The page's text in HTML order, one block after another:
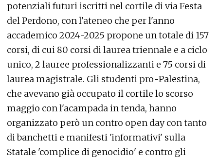
potenziali futuri iscritti nel cortile di via Festa
del Perdono, con l'ateneo che per l'anno
accademico 2024-2025 propone un totale di 157
corsi, di cui 80 corsi di laurea triennale e a ciclo
unico, 2 lauree professionalizzanti e 75 corsi di
laurea magistrale. Gli studenti pro-Palestina,
che avevano già occupato il cortile lo scorso
maggio con l'acampada in tenda, hanno
organizzato però un contro open day con tanto
di banchetti e manifesti 'informativi' sulla
Statale 'complice di genocidio' e contro gli